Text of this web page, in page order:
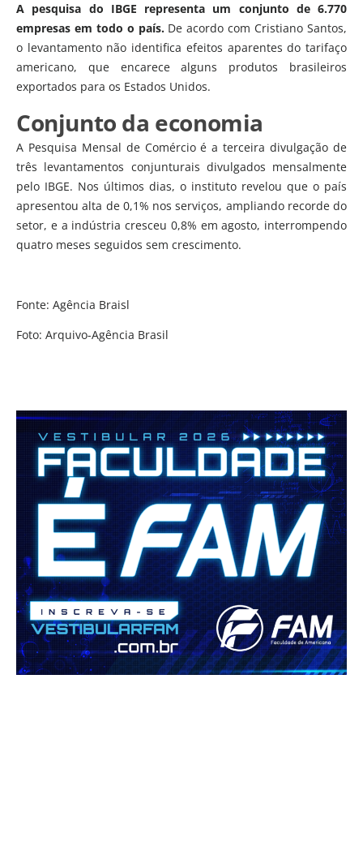
A pesquisa do IBGE representa um conjunto de 6.770
empresas em todo o país.De acordo com Cristiano Santos,
o levantamento não identifica efeitos aparentes do tarifaço
americano, que encarece alguns produtos brasileiros
exportados para os Estados Unidos.
Conjunto da economia
A Pesquisa Mensal de Comércio é a terceira divulgação de
três levantamentos conjunturais divulgados mensalmente
pelo IBGE. Nos últimos dias, o instituto revelou que o país
apresentou alta de 0,1% nos serviços, ampliando recorde do
setor, e a indústria cresceu 0,8% em agosto, interrompendo
quatro meses seguidos sem crescimento.
Fonte: Agência Braisl
Foto: Arquivo-Agência Brasil